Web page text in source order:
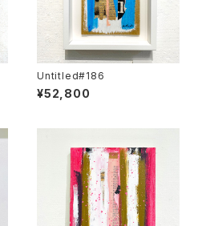
Untitled#186
¥52,800